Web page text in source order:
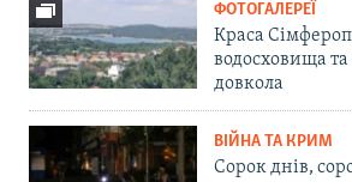
ФОТОГАЛЕРЕЇ
Краса
водосховища та
довкола
ВІЙНА ТА КРИМ
Сорок днів,